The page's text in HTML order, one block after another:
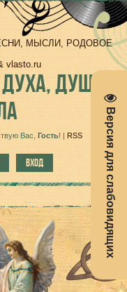
Версия для слабовидящих
МЫСЛИ, РОДОВОЕ
vlasto.ru
ДУШИ,
Вас Гость!| RSS
ВХОД